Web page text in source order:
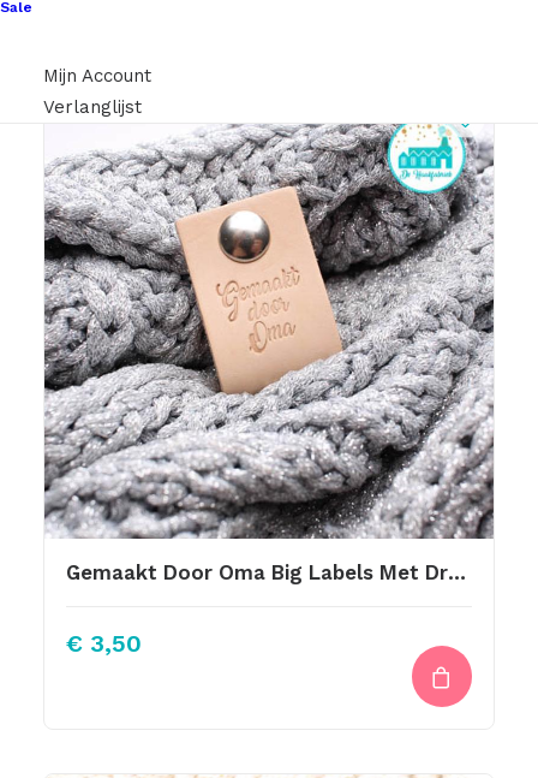
Sale
Mijn Account
Verlanglijst
Gemaakt Door Oma Big Labels Met Drukknoop 10x3cm Naturel
€ 3,50